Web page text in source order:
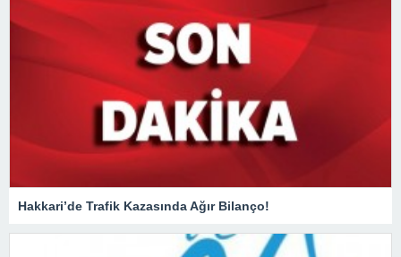
Hakkari’de Trafik Kazasında Ağır Bilanço!